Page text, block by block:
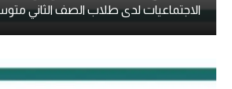
الاجتماعيات لدى طلاب الصف الثاني